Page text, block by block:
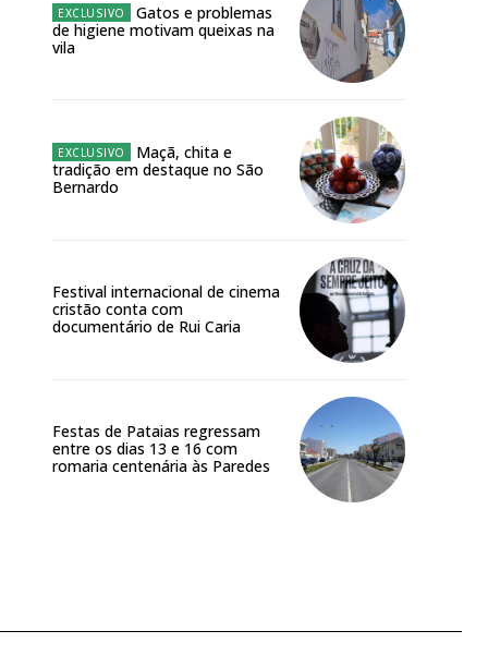
Gatos e problemas
de higiene motivam queixas na
vila
Maçã, chita e
tradição em destaque no São
Bernardo
Festival internacional de cinema
cristão conta com
documentário de Rui Caria
Festas de Pataias regressam
entre os dias 13 e 16 com
romaria centenária às Paredes